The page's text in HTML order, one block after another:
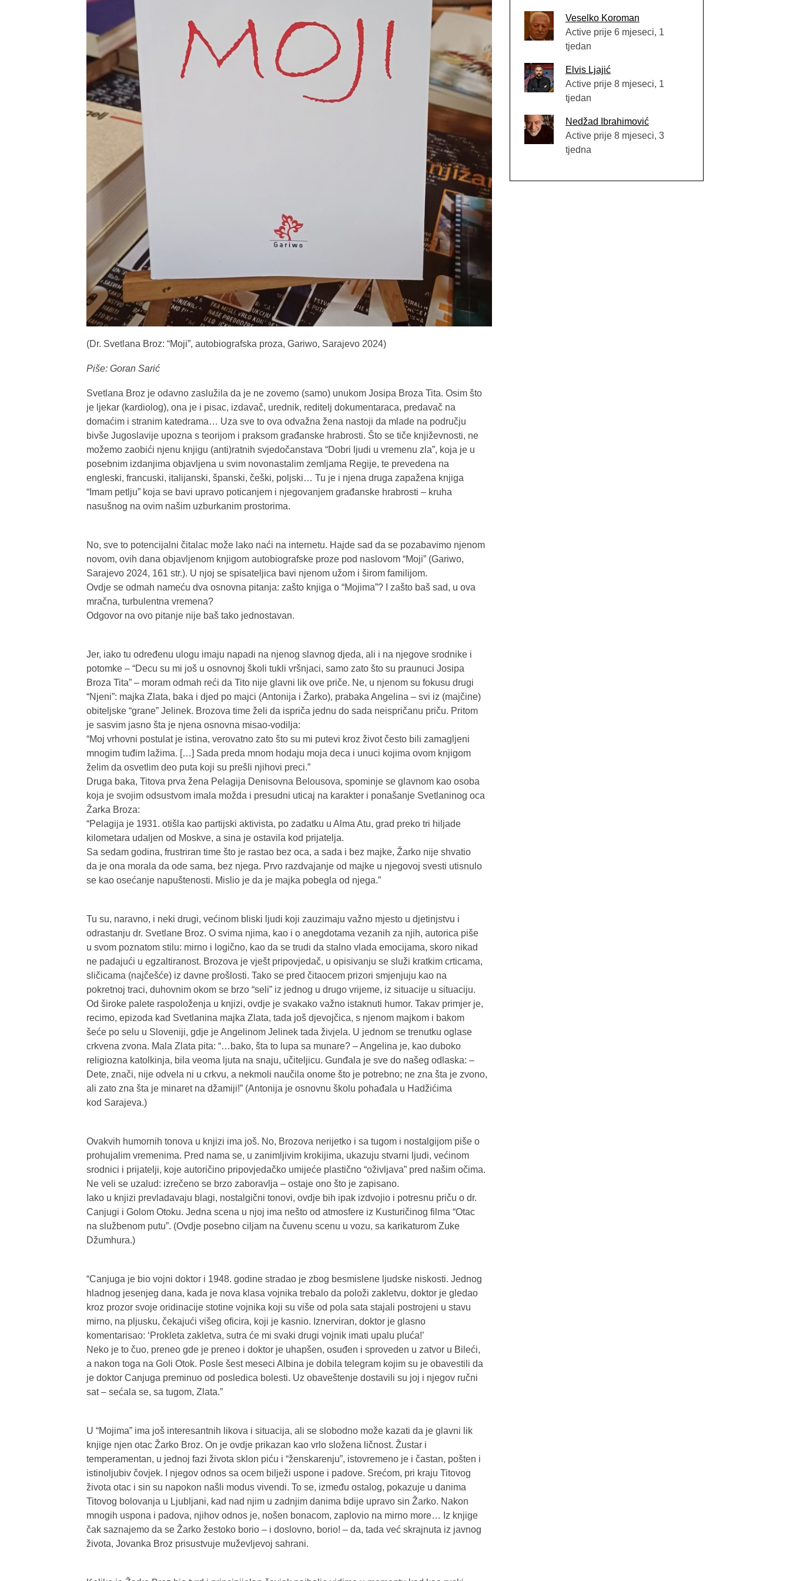
(Dr. Svetlana Broz: “Moji”, autobiografska proza, Gariwo, Sarajevo 2024)
Piše: Goran Sarić
Svetlana Broz je odavno zaslužila da je ne zovemo (samo) unukom Josipa Broza Tita. Osim što
je ljekar (kardiolog), ona je i pisac, izdavač, urednik, reditelj dokumentaraca, predavač na
domaćim i stranim katedrama… Uza sve to ova odvažna žena nastoji da mlade na području
bivše Jugoslavije upozna s teorijom i praksom građanske hrabrosti. Što se tiče književnosti, ne
možemo zaobići njenu knjigu (anti)ratnih svjedočanstava “Dobri ljudi u vremenu zla”, koja je u
posebnim izdanjima objavljena u svim novonastalim zemljama Regije, te prevedena na
engleski, francuski, italijanski, španski, češki, poljski… Tu je i njena druga zapažena knjiga
“Imam petlju” koja se bavi upravo poticanjem i njegovanjem građanske hrabrosti – kruha
nasušnog na ovim našim uzburkanim prostorima.
No, sve to potencijalni čitalac može lako naći na internetu. Hajde sad da se pozabavimo njenom
novom, ovih dana objavljenom knjigom autobiografske proze pod naslovom “Moji” (Gariwo,
Sarajevo 2024, 161 str.). U njoj se spisateljica bavi njenom užom i širom familijom.
Ovdje se odmah nameću dva osnovna pitanja: zašto knjiga o “Mojima”? I zašto baš sad, u ova
mračna, turbulentna vremena?
Odgovor na ovo pitanje nije baš tako jednostavan.
Jer, iako tu određenu ulogu imaju napadi na njenog slavnog djeda, ali i na njegove srodnike i
potomke – “Decu su mi još u osnovnoj školi tukli vršnjaci, samo zato što su praunuci Josipa
Broza Tita” – moram odmah reći da Tito nije glavni lik ove priče. Ne, u njenom su fokusu drugi
“Njeni”: majka Zlata, baka i djed po majci (Antonija i Žarko), prabaka Angelina – svi iz (majčine)
obiteljske “grane” Jelinek. Brozova time želi da ispriča jednu do sada neispričanu priču. Pritom
je sasvim jasno šta je njena osnovna misao-vodilja:
“Moj vrhovni postulat je istina, verovatno zato što su mi putevi kroz život često bili zamagljeni
mnogim tuđim lažima. […] Sada preda mnom hodaju moja deca i unuci kojima ovom knjigom
želim da osvetlim deo puta koji su prešli njihovi preci.”
Druga baka, Titova prva žena Pelagija Denisovna Belousova, spominje se glavnom kao osoba
koja je svojim odsustvom imala možda i presudni uticaj na karakter i ponašanje Svetlaninog oca
Žarka Broza:
“Pelagija je 1931. otišla kao partijski aktivista, po zadatku u Alma Atu, grad preko tri hiljade
kilometara udaljen od Moskve, a sina je ostavila kod prijatelja.
Sa sedam godina, frustriran time što je rastao bez oca, a sada i bez majke, Žarko nije shvatio
da je ona morala da ode sama, bez njega. Prvo razdvajanje od majke u njegovoj svesti utisnulo
se kao osećanje napuštenosti. Mislio je da je majka pobegla od njega.”
Tu su, naravno, i neki drugi, većinom bliski ljudi koji zauzimaju važno mjesto u djetinjstvu i
odrastanju dr. Svetlane Broz. O svima njima, kao i o anegdotama vezanih za njih, autorica piše
u svom poznatom stilu: mirno i logično, kao da se trudi da stalno vlada emocijama, skoro nikad
ne padajući u egzaltiranost. Brozova je vješt pripovjedač, u opisivanju se služi kratkim crticama,
sličicama (najčešće) iz davne prošlosti. Tako se pred čitaocem prizori smjenjuju kao na
pokretnoj traci, duhovnim okom se brzo “seli” iz jednog u drugo vrijeme, iz situacije u situaciju.
Od široke palete raspoloženja u knjizi, ovdje je svakako važno istaknuti humor. Takav primjer je,
recimo, epizoda kad Svetlanina majka Zlata, tada još djevojčica, s njenom majkom i bakom
šeće po selu u Sloveniji, gdje je Angelinom Jelinek tada živjela. U jednom se trenutku oglase
crkvena zvona. Mala Zlata pita: “…bako, šta to lupa sa munare? – Angelina je, kao duboko
religiozna katolkinja, bila veoma ljuta na snaju, učiteljicu. Gunđala je sve do našeg odlaska: –
Dete, znači, nije odvela ni u crkvu, a nekmoli naučila onome što je potrebno; ne zna šta je zvono,
ali zato zna šta je minaret na džamiji!” (Antonija je osnovnu školu pohađala u Hadžićima
kod Sarajeva.)
Ovakvih humornih tonova u knjizi ima još. No, Brozova nerijetko i sa tugom i nostalgijom piše o
prohujalim vremenima. Pred nama se, u zanimljivim krokijima, ukazuju stvarni ljudi, većinom
srodnici i prijatelji, koje autoričino pripovjedačko umijeće plastično “oživljava” pred našim očima.
Ne veli se uzalud: izrečeno se brzo zaboravlja – ostaje ono što je zapisano.
Iako u knjizi prevladavaju blagi, nostalgični tonovi, ovdje bih ipak izdvojio i potresnu priču o dr.
Canjugi i Golom Otoku. Jedna scena u njoj ima nešto od atmosfere iz Kusturičinog filma “Otac
na službenom putu”. (Ovdje posebno ciljam na čuvenu scenu u vozu, sa karikaturom Zuke
Džumhura.)
“Canjuga je bio vojni doktor i 1948. godine stradao je zbog besmislene ljudske niskosti. Jednog
hladnog jesenjeg dana, kada je nova klasa vojnika trebalo da položi zakletvu, doktor je gledao
kroz prozor svoje oridinacije stotine vojnika koji su više od pola sata stajali postrojeni u stavu
mirno, na pljusku, čekajući višeg oficira, koji je kasnio. Iznerviran, doktor je glasno
komentarisao: ‘Prokleta zakletva, sutra će mi svaki drugi vojnik imati upalu pluća!’
Neko je to čuo, preneo gde je preneo i doktor je uhapšen, osuđen i sproveden u zatvor u Bileći,
a nakon toga na Goli Otok. Posle šest meseci Albina je dobila telegram kojim su je obavestili da
je doktor Canjuga preminuo od posledica bolesti. Uz obaveštenje dostavili su joj i njegov ručni
sat – sećala se, sa tugom, Zlata.”
U “Mojima” ima još interesantnih likova i situacija, ali se slobodno može kazati da je glavni lik
knjige njen otac Žarko Broz. On je ovdje prikazan kao vrlo složena ličnost. Žustar i
temperamentan, u jednoj fazi života sklon piću i “ženskarenju”, istovremeno je i častan, pošten i
istinoljubiv čovjek. I njegov odnos sa ocem bilježi uspone i padove. Srećom, pri kraju Titovog
života otac i sin su napokon našli modus vivendi. To se, između ostalog, pokazuje u danima
Titovog bolovanja u Ljubljani, kad nad njim u zadnjim danima bdije upravo sin Žarko. Nakon
mnogih uspona i padova, njihov odnos je, nošen bonacom, zaplovio na mirno more… Iz knjige
čak saznajemo da se Žarko žestoko borio – i doslovno, borio! – da, tada već skrajnuta iz javnog
života, Jovanka Broz prisustvuje muževljevoj sahrani.
Veselko Koroman
Active prije 6 mjeseci, 1
tjedan
Elvis Ljajić
Active prije 8 mjeseci, 1
tjedan
Nedžad Ibrahimović
Active prije 8 mjeseci, 3
tjedna